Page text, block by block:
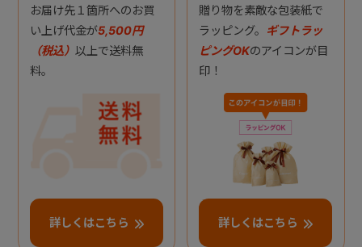
お届け先１箇所へのお買
い上げ代金が5,500円
（税込） 以上で送料無
料。
詳しくはこちら
贈り物を素敵な包装紙で
ラッピング。 ギフトラッ
ピングOKのアイコンが目
印！
詳しくはこちら